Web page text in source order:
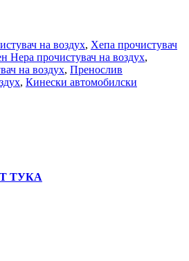
на воздух, Хепа прочистувач
Hepa прочистувач на воздух,
на воздух, Пренослив
, Кинески автомобилски
ТУКА